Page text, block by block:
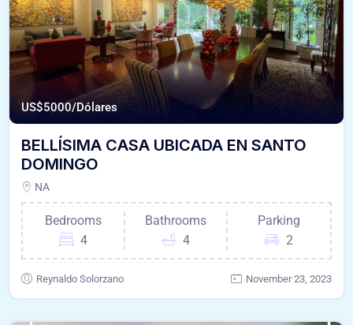
US$5000/Dólares
BELLÍSIMA CASA UBICADA EN SANTO
DOMINGO
NA
Bedrooms
4
Bathrooms
4
Parking
2
Reynaldo Solorzano November 23, 2023